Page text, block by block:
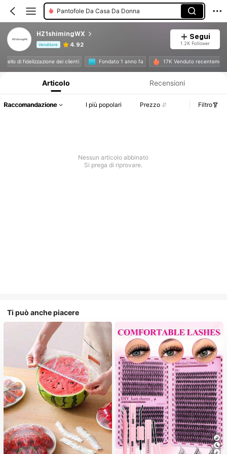
Pantofole Da Casa Da Donna
HZ1shimingWX
Venditore 4.92
Segui
1.2K Follower
livello di fidelizzazione dei clienti Fondato 1 anno fa 17K Venduto Informazioni sul prodotto: Comunicazione del prezzo, dettagli su vendite e disponibilità.
Articolo Recensioni
Raccomandazione I più popolari Prezzo Filtro
Nessun articolo abbinato
Si prega di riprovare.
Ti può anche piacere